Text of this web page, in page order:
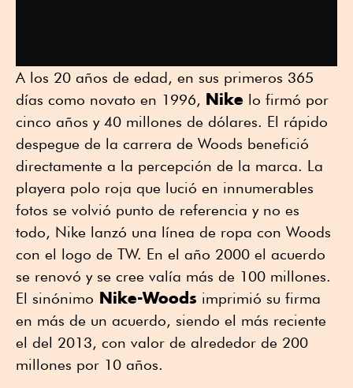
A los 20 años de edad, en sus primeros 365
días como novato en 1996, Nike lo firmó por
cinco años y 40 millones de dólares. El rápido
despegue de la carrera de Woods benefició
directamente a la percepción de la marca. La
playera polo roja que lució en innumerables
fotos se volvió punto de referencia y no es
todo, Nike lanzó una línea de ropa con Woods
con el logo de TW. En el año 2000 el acuerdo
se renovó y se cree valía más de 100 millones.
El sinónimo Nike-Woods imprimió su firma
en más de un acuerdo, siendo el más reciente
el del 2013, con valor de alrededor de 200
millones por 10 años.